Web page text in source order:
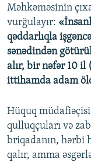
Məhkəməsinin
vurğulayır:
qəddarlıqla
sənədindən
alır, bir nəfər 10 il
ittihamda adam
Hüquq
qulluqçuları və
briqadanın, hərbi
qalır, amma